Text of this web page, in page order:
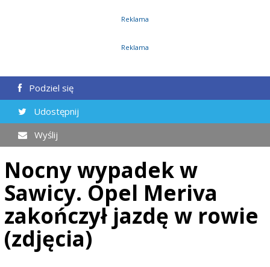
Reklama
Reklama
Podziel się
Udostępnij
Wyślij
Nocny wypadek w
Sawicy. Opel Meriva
zakończył jazdę w rowie
(zdjęcia)